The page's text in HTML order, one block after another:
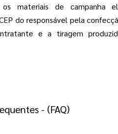
materiais de campanha
do responsável pela
e a tiragem
- (FAQ)